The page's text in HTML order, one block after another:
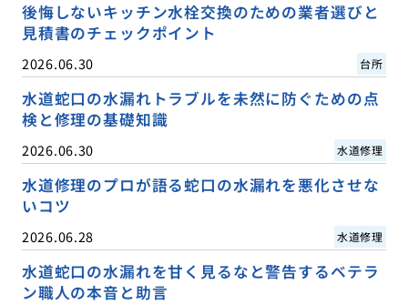
後悔しないキッチン水栓交換のための業者選びと
見積書のチェックポイント
2026.06.30 台所
水道蛇口の水漏れトラブルを未然に防ぐための点
検と修理の基礎知識
2026.06.30 水道修理
水道修理のプロが語る蛇口の水漏れを悪化させな
いコツ
2026.06.28 水道修理
水道蛇口の水漏れを甘く見るなと警告するベテラ
ン職人の本音と助言